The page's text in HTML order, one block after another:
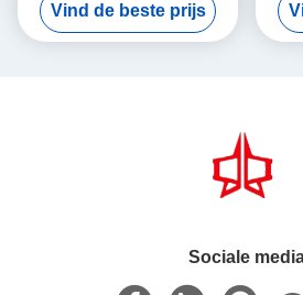
gabiongas
Vind de beste prijs
Sociale